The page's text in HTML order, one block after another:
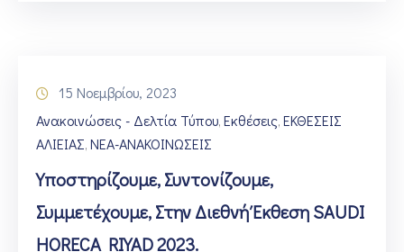
15 Νοεμβρίου, 2023
Ανακοινώσεις - Δελτία Τύπου‚ Εκθέσεις‚ ΕΚΘΕΣΕΙΣ
ΑΛΙΕΙΑΣ‚ ΝΕΑ-ΑΝΑΚΟΙΝΩΣΕΙΣ
Υποστηρίζουμε, Συντονίζουμε,
Συμμετέχουμε, Στην Διεθνή Έκθεση SAUDI
HORECA RIYAD 2023.